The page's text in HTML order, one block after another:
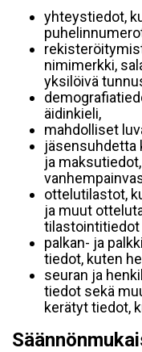
yhteystiedot,
nimimerkki,
yksilöivä
äidinkieli,
mahdolliset
jäsensuhdetta
ja
ottelutilastot,
ja muut
tilastointitiedot
palkan- ja
tiedot, kuten
seuran ja
tiedot sekä
kerätyt tiedot,